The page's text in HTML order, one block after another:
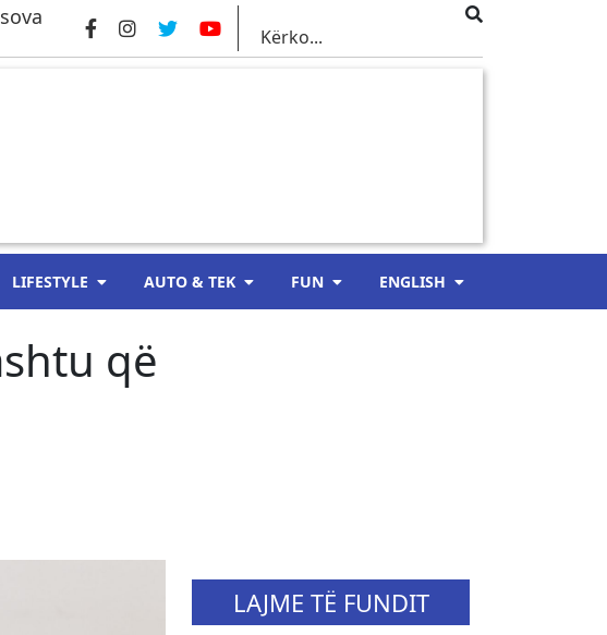
LIFESTYLE AUTO & TEK FUN ENGLISH
që
LAJME TË FUNDIT